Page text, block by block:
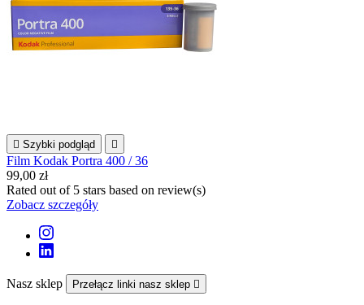
 Szybki podgląd 
Film Kodak Portra 400 / 36
99,00 zł
Rated out of 5 stars based on review(s)
Zobacz szczegóły
Nasz sklep Przełącz linki nasz sklep 